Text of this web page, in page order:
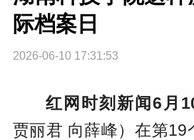
际档案日
2026-06-10 17:31:53
红网时刻新闻6月
贾丽君 向薛峰）在第19